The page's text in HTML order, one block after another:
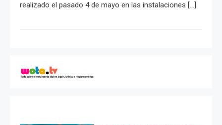
realizado el pasado 4 de mayo en las instalaciones […]